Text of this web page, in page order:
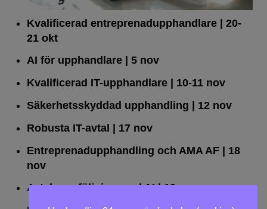
Kvalificerad entreprenad­upphandlare | 20-
21 okt
AI för upphandlare| 5 nov
Kvalificerad IT-upphandlare| 10-11 nov
Säkerhetsskyddad upphandling | 12 nov
Robusta IT-avtal | 17 nov
Entreprenadupphandling och AMA AF| 18
nov
Avtalsuppföljning med AI| 19 nov